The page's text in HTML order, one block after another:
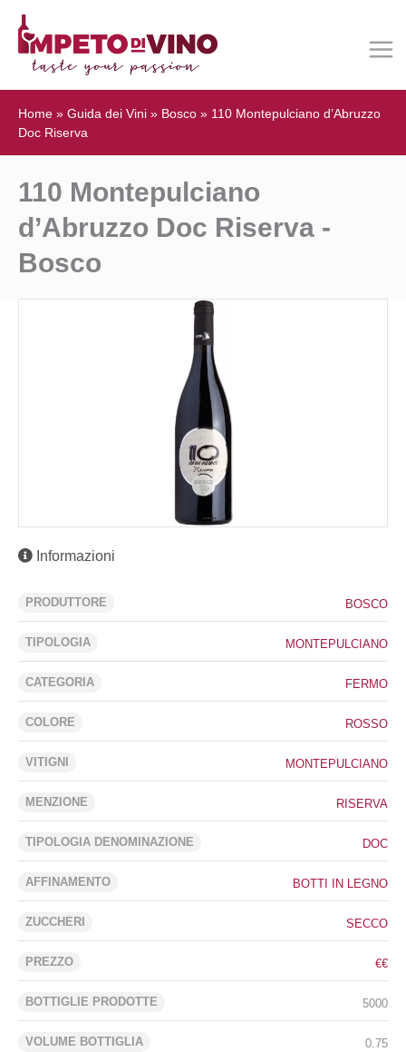
Home » Guida dei Vini » Bosco » 110 Montepulciano d’Abruzzo
Doc Riserva
110 Montepulciano
d’Abruzzo Doc Riserva -
Bosco
Informazioni
PRODUTTORE BOSCO
TIPOLOGIA MONTEPULCIANO
CATEGORIA FERMO
COLORE ROSSO
VITIGNI MONTEPULCIANO
MENZIONE RISERVA
TIPOLOGIA DENOMINAZIONE DOC
AFFINAMENTO BOTTI IN LEGNO
ZUCCHERI SECCO
PREZZO €€
BOTTIGLIE PRODOTTE 5000
VOLUME BOTTIGLIA 0.75